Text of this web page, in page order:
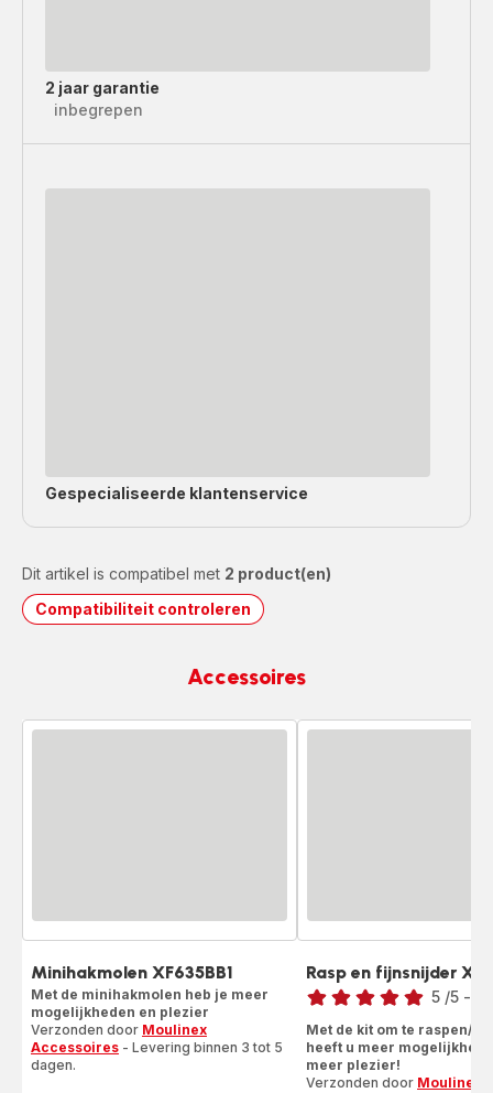
2 jaar garantie
inbegrepen
Gespecialiseerde klantenservice
Dit artikel is compatibel met 2 product(en)
Compatibiliteit controleren
Accessoires
Minihakmolen XF635BB1
Met de minihakmolen heb je meer
mogelijkheden en plezier
Verzonden door Moulinex
Accessoires - Levering binnen 3 tot 5
dagen.
Rasp en fijnsnijder
Beoordeling
met
vijf
sterren
5 /5 -
Met de kit om te raspen/
heeft u meer
meer plezier!
Verzonden door Moulinex